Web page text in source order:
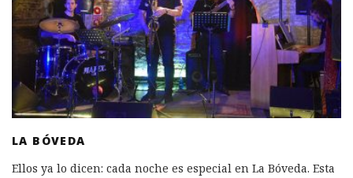
LA BÓVEDA
Ellos ya lo dicen: cada noche es especial en La Bóveda. Esta